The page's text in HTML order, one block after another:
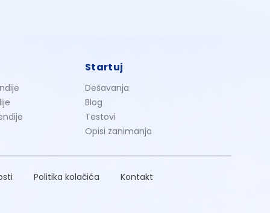
Startuj
Dešavanja
Blog
Testovi
Opisi zanimanja
Politika kolačića Kontakt